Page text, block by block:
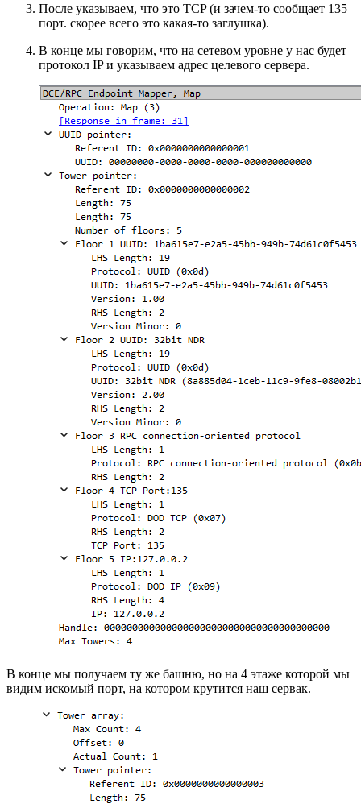
После указываем, что это TCP (и зачем-то сообщает 135
порт. скорее всего это какая-то заглушка).
В конце мы говорим, что на сетевом уровне у нас будет
протокол IP и указываем адрес целевого сервера.
В конце мы получаем ту же башню, но на 4 этаже которой мы
видим искомый порт, на котором крутится наш сервак.